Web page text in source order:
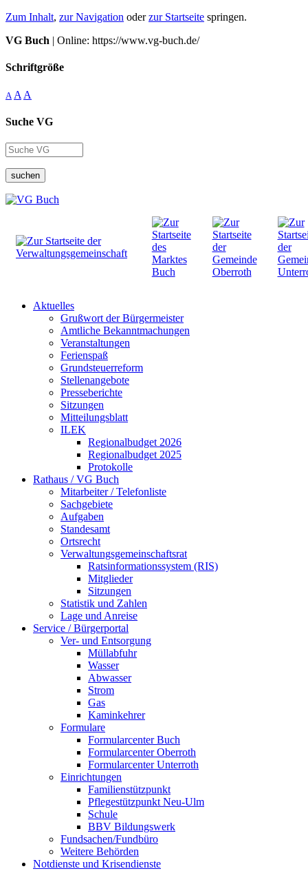
Zum Inhalt, zur Navigation oderzur Startseite springen.
VG Buch | Online: https://www.vg-buch.de/
Schriftgröße
A A A
Suche VG
suchen
Aktuelles
Grußwort der Bürgermeister
Amtliche Bekanntmachungen
Veranstaltungen
Ferienspaß
Grundsteuerreform
Stellenangebote
Presseberichte
Sitzungen
Mitteilungsblatt
ILEK
Regionalbudget 2026
Regionalbudget 2025
Protokolle
Rathaus / VG Buch
Mitarbeiter / Telefonliste
Sachgebiete
Aufgaben
Standesamt
Ortsrecht
Verwaltungsgemeinschaftsrat
Ratsinformationssystem (RIS)
Mitglieder
Sitzungen
Statistik und Zahlen
Lage und Anreise
Service / Bürgerportal
Ver- und Entsorgung
Müllabfuhr
Wasser
Abwasser
Strom
Gas
Kaminkehrer
Formulare
Formularcenter Buch
Formularcenter Oberroth
Formularcenter Unterroth
Einrichtungen
Familienstützpunkt
Pflegestützpunkt Neu-Ulm
Schule
BBV Bildungswerk
Fundsachen/Fundbüro
Weitere Behörden
Notdienste und Krisendienste